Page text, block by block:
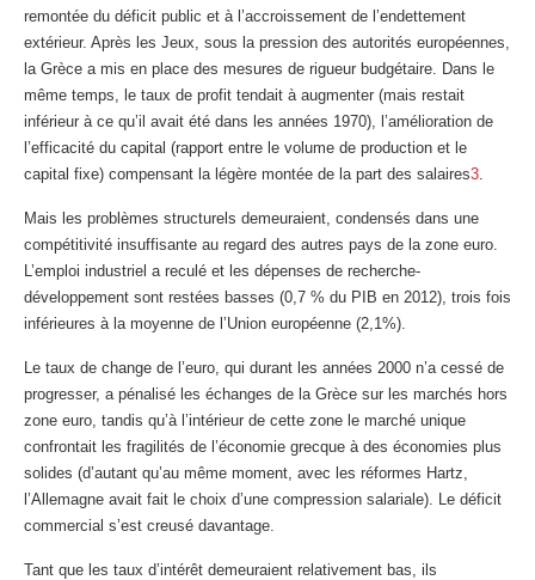
remontée du déficit public et à l’accroissement de l’endettement
extérieur. Après les Jeux, sous la pression des autorités européennes,
la Grèce a mis en place des mesures de rigueur budgétaire. Dans le
même temps, le taux de profit tendait à augmenter (mais restait
inférieur à ce qu’il avait été dans les années 1970), l’amélioration de
l’efficacité du capital (rapport entre le volume de production et le
capital fixe) compensant la légère montée de la part des salaires3
Mais les problèmes structurels demeuraient, condensés dans une
compétitivité insuffisante au regard des autres pays de la zone euro.
L’emploi industriel a reculé et les dépenses de recherche-
développement sont restées basses (0,7 % du PIB en 2012), trois fois
inférieures à la moyenne de l’Union européenne (2,1%).
Le taux de change de l’euro, qui durant les années 2000 n’a cessé de
progresser, a pénalisé les échanges de la Grèce sur les marchés hors
zone euro, tandis qu’à l’intérieur de cette zone le marché unique
confrontait les fragilités de l’économie grecque à des économies plus
solides (d’autant qu’au même moment, avec les réformes Hartz,
l’Allemagne avait fait le choix d’une compression salariale). Le déficit
commercial s’est creusé davantage.
Tant que les taux d’intérêt demeuraient relativement bas, ils